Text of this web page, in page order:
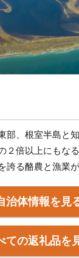
部、根室半島と
２倍以上にもな
誇る酪農と漁業
最大級の砂嘴（
れている「野付
野付風蓮道立自
しています。
治体情報を見
ての返礼品を